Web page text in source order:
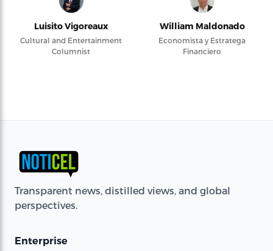
Luisito Vigoreaux
Cultural and Entertainment
Columnist
William Maldonado
Economista y Estratega
Financiero
Transparent news, distilled views, and global
perspectives.
Enterprise